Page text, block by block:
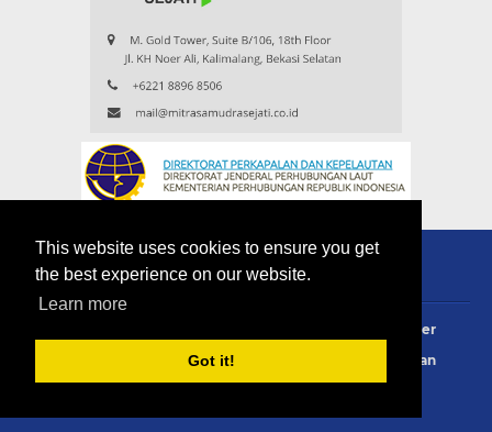
This website uses cookies to ensure you get
the best experience on our website.
Learn more
Got it!
Disclaimer
Pedoman Siber Langganan